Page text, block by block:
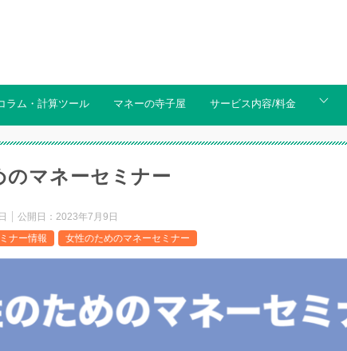
ラム・計算ツール マネーの寺子屋 サービス内容/料金
のマネーセミナー
公開日： 2023年7月9日
ナー情報 女性のためのマネーセミナー